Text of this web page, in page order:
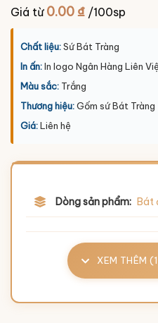
Giá từ 0.00₫ /100sp
Chất liệu:Sứ Bát Tràng
In ấn:In logo Ngân Hàng Liên
Màu sắc: Trắng
Thương hiệu:Gốm sứ Bát Tràng
Giá:Liên hệ
Dòng sản phẩm: Bát
XEM THÊM